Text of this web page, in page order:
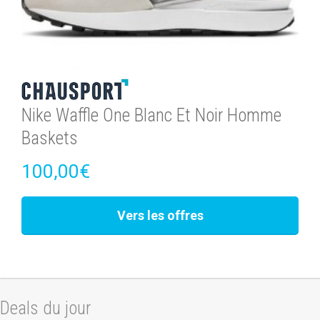
Nike Waffle One Blanc Et Noir Homme
Baskets
100,00€
Vers les offres
Deals du jour